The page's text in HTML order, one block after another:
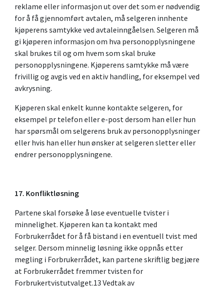
reklame eller informasjon ut over det som er nødvendig
for å få gjennomført avtalen, må selgeren innhente
kjøperens samtykke ved avtaleinngåelsen. Selgeren må
gi kjøperen informasjon om hva personopplysningene
skal brukes til og om hvem som skal bruke
personopplysningene. Kjøperens samtykke må være
frivillig og avgis ved en aktiv handling, for eksempel ved
avkrysning.
Kjøperen skal enkelt kunne kontakte selgeren, for
eksempel pr telefon eller e-post dersom han eller hun
har spørsmål om selgerens bruk av personopplysninger
eller hvis han eller hun ønsker at selgeren sletter eller
endrer personopplysningene.
17. Konfliktløsning
Partene skal forsøke å løse eventuelle tvister i
minnelighet. Kjøperen kan ta kontakt med
Forbrukerrådet for å få bistand i en eventuell tvist med
selger. Dersom minnelig løsning ikke oppnås etter
megling i Forbrukerrådet, kan partene skriftlig begjære
at Forbrukerrådet fremmer tvisten for
Forbrukertvistutvalget.13 Vedtak av